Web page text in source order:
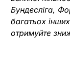
Бундесліга,
багатьох
отримуйте